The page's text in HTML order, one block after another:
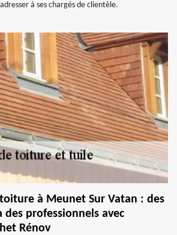
à ses chargés de clientèle.
à Meunet Sur Vatan : des
des professionnels avec
Rénov